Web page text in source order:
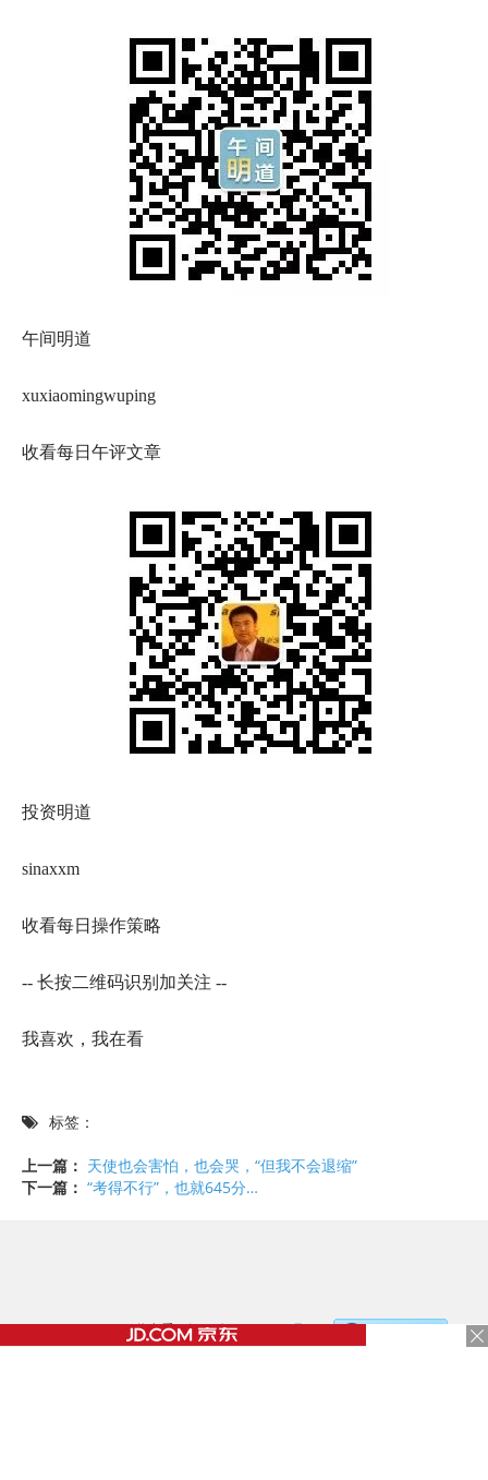
午间明道
xuxiaomingwuping
收看每日午评文章
投资明道
sinaxxm
收看每日操作策略
-- 长按二维码识别加关注 --
我喜欢，我在看
标签：
上一篇： 天使也会害怕，也会哭，“但我不会退缩”
下一篇： “考得不行”，也就645分…
©2017 - 2020 / 信息看 /粤ICP备17153186号-2，